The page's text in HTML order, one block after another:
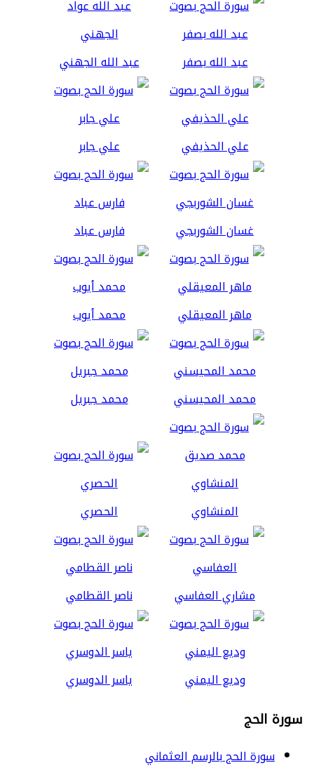
عبد الله بصفر عبد الله الجهني
علي الحذيفي علي جابر
غسان الشوربجي فارس عباد
ماهر المعيقلي محمد أيوب
محمد المحيسني محمد جبريل
المنشاوي الحصري
مشاري العفاسي ناصر القطامي
وديع اليمني ياسر الدوسري
سورة الحج
سورة الحج بالرسم العثماني